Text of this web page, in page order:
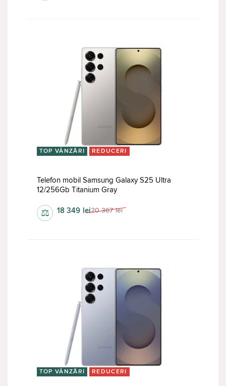
TOP VÂNZĂRI REDUCERI
Telefon mobil Samsung Galaxy S25 Ultra
12/256Gb Titanium Gray
20 367 lei
18 349 lei
⚖
TOP VÂNZĂRI REDUCERI